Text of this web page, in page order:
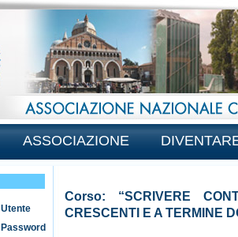
ASSOCIAZIONE
Utente
Password
Corso: “SCRIVERE
CRESCENTI E A TERMINE